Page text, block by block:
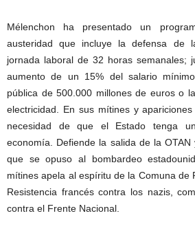
Mélenchon ha presentado un
austeridad que incluye la defensa de
jornada laboral de 32 horas semanales;
aumento de un 15% del salario
pública de 500.000 millones de euros o
electricidad. En sus mítines y
necesidad de que el Estado tenga
economía. Defiende la salida de la
que se opuso al bombardeo
mítines apela al espíritu de la Comuna de
Resistencia francés contra los nazis,
contra el Frente Nacional.